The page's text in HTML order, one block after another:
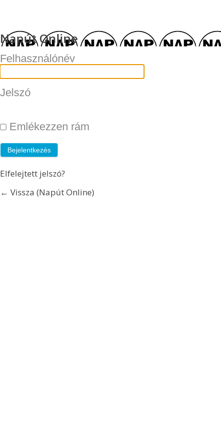
Napút Online
Felhasználónév
Jelszó
Emlékezzen rám
Elfelejtett jelszó?
← Vissza (Napút Online)